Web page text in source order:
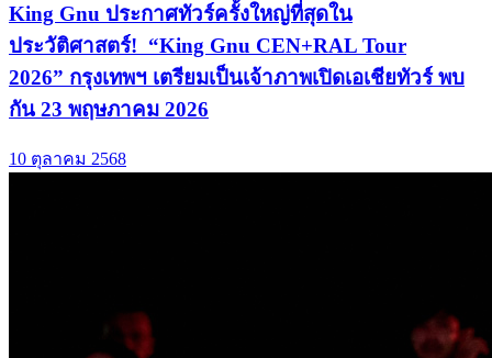
King Gnu ประกาศทัวร์ครั้งใหญ่ที่สุดใน
ประวัติศาสตร์! “King Gnu CEN+RAL Tour
2026” กรุงเทพฯ เตรียมเป็นเจ้าภาพเปิดเอเชียทัวร์ พบ
กัน 23 พฤษภาคม 2026
10 ตุลาคม 2568